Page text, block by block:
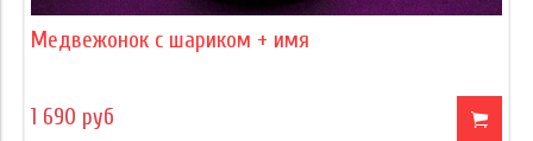
Медвежонок с шариком + имя
1 690 руб